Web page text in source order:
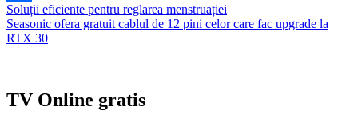
Partajează
Navigare
în
Soluții eficiente pentru reglarea menstruației
Seasonic ofera gratuit cablul de 12 pini celor care fac upgrade la
RTX 30
TV Online gratis